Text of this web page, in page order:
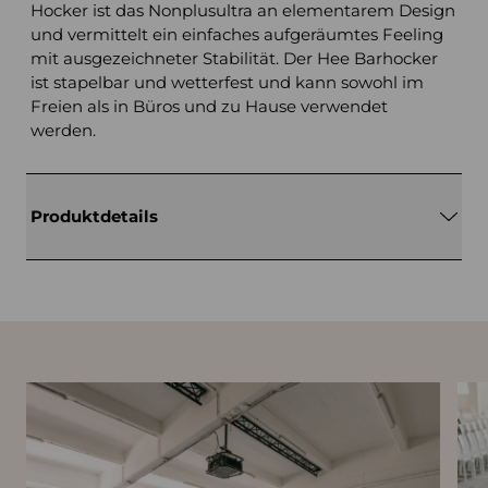
Hocker ist das Nonplusultra an elementarem Design
und vermittelt ein einfaches aufgeräumtes Feeling
mit ausgezeichneter Stabilität. Der Hee Barhocker
ist stapelbar und wetterfest und kann sowohl im
Freien als in Büros und zu Hause verwendet
werden.
Produktdetails